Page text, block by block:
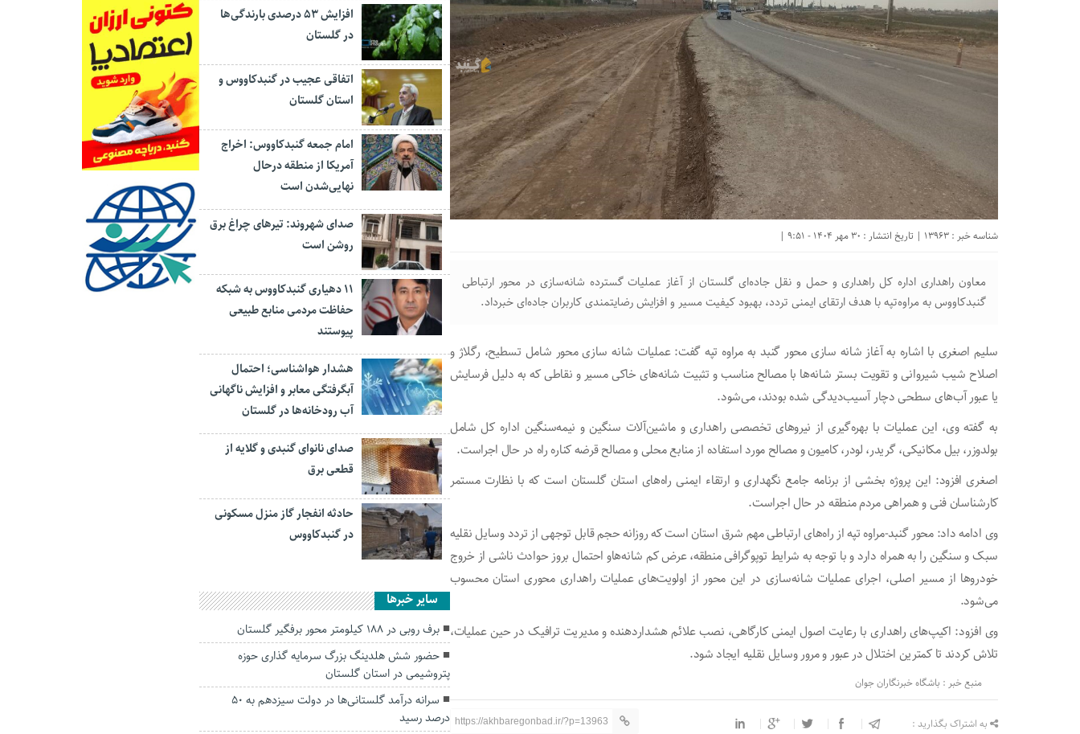
شناسه خبر : 13963 | تاریخ انتشار : 30 مهر 1404 - 9:51 |
معاون راهداری اداره کل راهداری و حمل و نقل جاده‌ای گلستان از آغاز عملیات گسترده شانه‌سازی در محور ارتباطی
گنبدکاووس به مراوه‌تپه با هدف ارتقای ایمنی تردد، بهبود کیفیت مسیر و افزایش رضایتمندی کاربران جاده‌ای خبرداد.
سلیم اصغری با اشاره به آغاز شانه سازی محور گنبد به مراوه تپه گفت: عملیات شانه سازی محور شامل تسطیح، رگلاژ و
اصلاح شیب شیروانی و تقویت بستر شانه‌ها با مصالح مناسب و تثبیت شانه‌های خاکی مسیر و نقاطی که به دلیل فرسایش
یا عبور آب‌های سطحی دچار آسیب‌دیدگی شده بودند، می‌شود.
به گفته وی، این عملیات با بهره‌گیری از نیرو‌های تخصصی راهداری و ماشین‌آلات سنگین و نیمه‌سنگین اداره کل شامل
بولدوزر، بیل مکانیکی، گریدر، لودر، کامیون و مصالح مورد استفاده از منابع محلی و مصالح قرضه کناره راه در حال اجراست.
اصغری افزود: این پروژه بخشی از برنامه جامع نگهداری و ارتقاء ایمنی راه‌های استان گلستان است که با نظارت مستمر
کارشناسان فنی و همراهی مردم منطقه در حال اجراست.
وی ادامه داد: محور گنبد-مراوه تپه از راه‌های ارتباطی مهم شرق استان است که روزانه حجم قابل توجهی از تردد وسایل نقلیه
سبک و سنگین را به همراه دارد و با توجه به شرایط توپوگرافی منطقه، عرض کم شانه‌هاو احتمال بروز حوادث ناشی از خروج
خودرو‌ها از مسیر اصلی، اجرای عملیات شانه‌سازی در این محور از اولویت‌های عملیات راهداری محوری استان محسوب
می‌شود.
وی افزود: اکیپ‌های راهداری با رعایت اصول ایمنی کارگاهی، نصب علائم هشداردهنده و مدیریت ترافیک در حین عملیات،
تلاش کردند تا کمترین اختلال در عبور و مرور وسایل نقلیه ایجاد شود.
منبع خبر : باشگاه خبرنگاران جوان
به اشتراک بگذارید : https://akhbaregonbad.ir/?p=13963
افزایش ۵۳ درصدی بارندگی‌ها
در گلستان
اتفاقی عجیب در‌ گنبدکاووس و
استان گلستان
امام جمعه گنبدکاووس: اخراج
آمریکا از منطقه درحال
نهایی‌شدن است
صدای شهروند: تیرهای چراغ برق
روشن است
۱۱ دهیاری گنبدکاووس به شبکه
حفاظت مردمی منابع طبیعی
پیوستند
هشدار هواشناسی؛ احتمال
آبگرفتگی معابر و افزایش ناگهانی
آب رودخانه‌ها در گلستان
صدای نانوای گنبدی و گلایه از
قطعی برق
حادثه انفجار گاز منزل مسکونی
در گنبدکاووس
سایر خبرها
برف روبی در ۱۸۸ کیلومتر محور برفگیر گلستان
حضور شش هلدینگ بزرگ سرمایه گذاری حوزه
پتروشیمی در استان گلستان
سرانه درآمد گلستانی‌ها در دولت سیزدهم به ۵۰
درصد رسید